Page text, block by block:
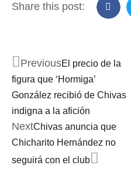
Share this post:
PreviousEl precio de la
figura que ‘Hormiga’
González recibió de Chivas
indigna a la afición
NextChivas anuncia que
Chicharito Hernández no
seguirá con el club